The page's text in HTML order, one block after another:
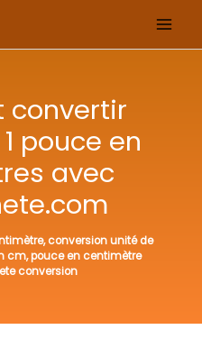
convertir
pouce en
avec
,conversion unité de
cm,pouce en centimètre
conversion